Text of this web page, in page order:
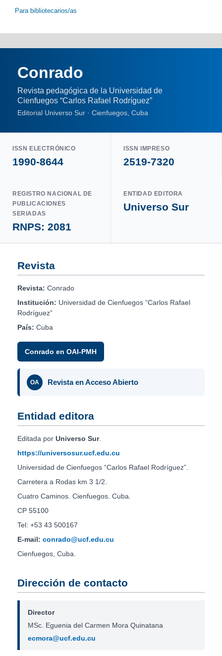
Para bibliotecarios/as
Conrado
Revista pedagógica de la Universidad de
Cienfuegos “Carlos Rafael Rodríguez”
Editorial Universo Sur · Cienfuegos, Cuba
ISSN ELECTRÓNICO
1990-8644
ISSN IMPRESO
2519-7320
REGISTRO NACIONAL DE
PUBLICACIONES
SERIADAS
RNPS: 2081
ENTIDAD EDITORA
Universo Sur
Revista
Revista: Conrado
Institución: Universidad de Cienfuegos “Carlos Rafael
Rodríguez”
País: Cuba
Conrado en OAI-PMH
OA Revista en Acceso Abierto
Entidad editora
Editada por Universo Sur.
https://universosur.ucf.edu.cu
Universidad de Cienfuegos “Carlos Rafael Rodríguez”.
Carretera a Rodas km 3 1/2.
Cuatro Caminos. Cienfuegos. Cuba.
CP 55100
Tel: +53 43 500167
E-mail: conrado@ucf.edu.cu
Cienfuegos, Cuba.
Dirección de contacto
Director
MSc. Eguenia del Carmen Mora Quinatana
ecmora@ucf.edu.cu